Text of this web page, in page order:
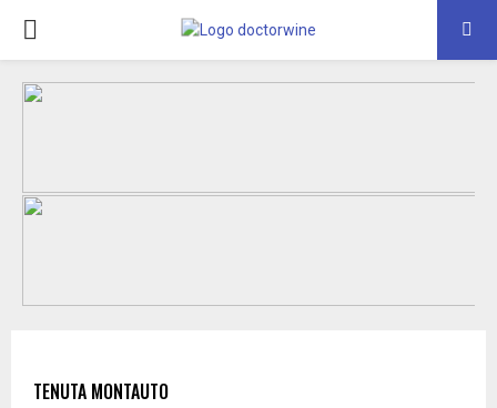
PRIMARY
MENU
TENUTA MONTAUTO